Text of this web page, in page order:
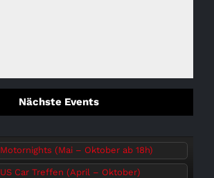
Nächste Events
Motornights (Mai – Oktober ab 18h)
US Car Treffen (April – Oktober)